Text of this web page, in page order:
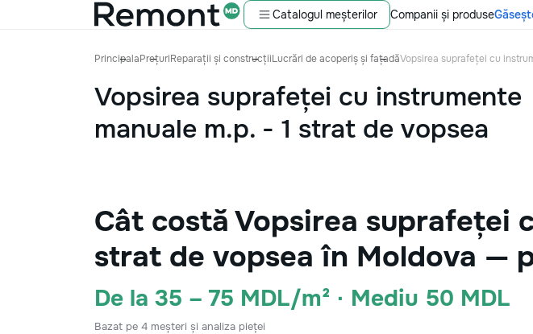
Catalogul meșterilor Companii și produse
PrincipalaPrețuriReparații și construcțiiLucrări de acoperiș și fațadăVopsirea suprafeței cu
Vopsirea suprafeței cu instrumente
manuale m.p. - 1 strat de vopsea
Cât costă Vopsirea suprafeței
strat de vopsea în Moldova —
De la 35 – 75 MDL/m² · Mediu 50 MDL
Bazat pe 4 meșteri și analiza pieței